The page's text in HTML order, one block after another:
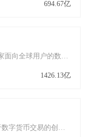
694.67亿
ABCC交易所是一家面向全球用户的数字货币交易平台，成立于2018年4月，总部位于新加坡。
1426.13亿
Ripio是一家专注于数字货币交易的创新平台，自成立以来便致力于为全球用户提供安全、高效的